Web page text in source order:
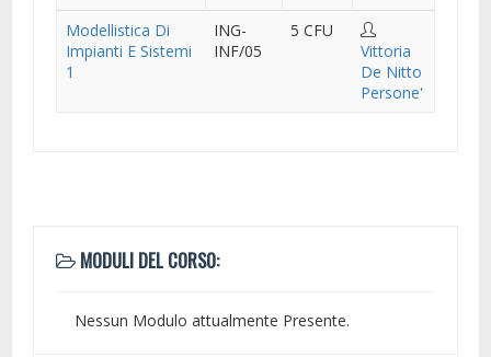
Modellistica Di
Impianti E Sistemi
1
ING-
INF/05
5 CFU
Vittoria
De Nitto
Persone'
MODULI DEL CORSO:
Nessun Modulo attualmente Presente.